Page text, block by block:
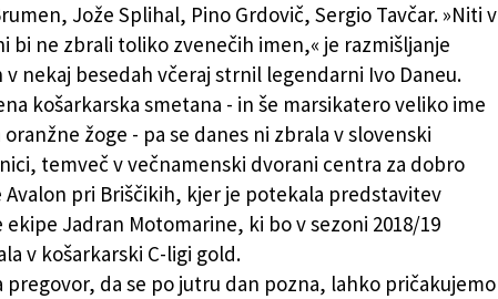
legende
Jože Splihal, Pino Grdovič, Sergio Tavčar. »Niti v
bi ne zbrali toliko zvenečih imen,« je razmišljanje
v nekaj besedah včeraj strnil legendarni Ivo Daneu.
košarkarska smetana - in še marsikatero veliko ime
oranžne žoge - pa se danes ni zbrala v slovenski
temveč v večnamenski dvorani centra za dobro
Avalon pri Briščikih, kjer je potekala predstavitev
ekipe Jadran Motomarine, ki bo v sezoni 2018/19
v košarkarski C-ligi gold.
pregovor, da se po jutru dan pozna, lahko pričakujemo